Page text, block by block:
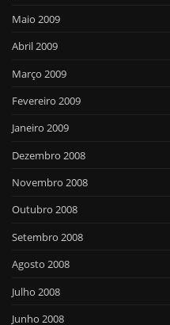
Maio 2009
Abril 2009
Março 2009
Fevereiro 2009
Janeiro 2009
Dezembro 2008
Novembro 2008
Outubro 2008
Setembro 2008
Agosto 2008
Julho 2008
Junho 2008